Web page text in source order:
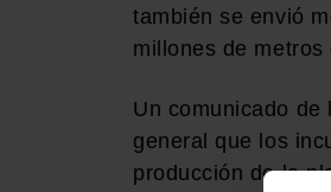
también se envió
millones de metros
Un comunicado
general que los
producción de la